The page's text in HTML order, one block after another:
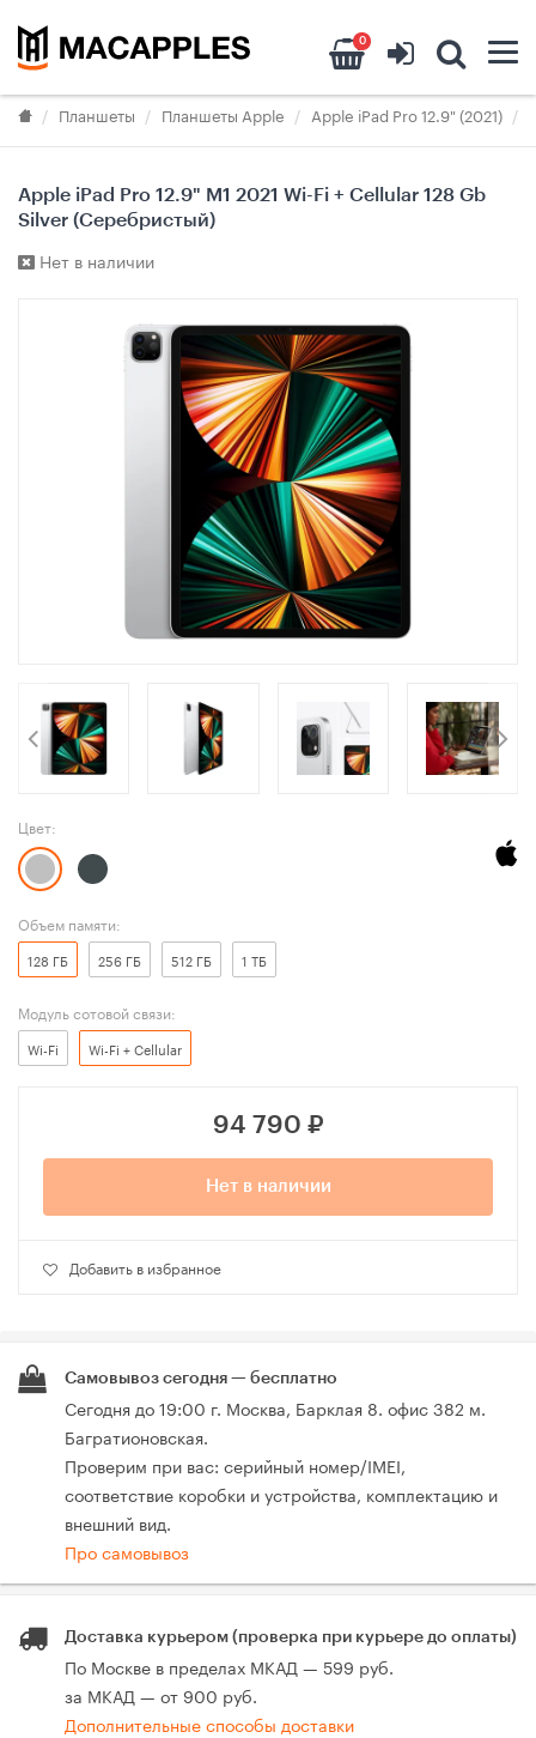
0
Планшеты Планшеты Apple Apple iPad Pro 12.9" (2021)
Apple iPad Pro 12.9" M1 2021 Wi-Fi + Cellular 128 Gb
Silver (Серебристый)
Нет в наличии
Цвет:
Объем памяти:
128 ГБ 256 ГБ 512 ГБ 1 ТБ
Модуль сотовой связи:
Wi-Fi Wi-Fi + Cellular
94 790 ₽
Нет в наличии
Добавить в избранное
Самовывоз сегодня — бесплатно
Сегодня до 19:00 г. Москва, Барклая 8. офис 382 м.
Багратионовская.
Проверим при вас: серийный номер/IMEI,
соответствие коробки и устройства, комплектацию и
внешний вид.
Про самовывоз
Доставка курьером (проверка при курьере до оплаты)
По Москве в пределах МКАД — 599 руб.
за МКАД — от 900 руб.
Дополнительные способы доставки